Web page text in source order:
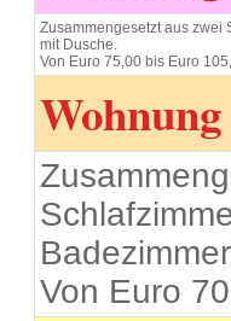
Zusammengesetzt aus zwei
mit Dusche.
Von Euro 75,00 bis Euro
Wohnung
Von Euro